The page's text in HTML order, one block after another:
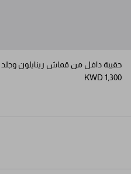
حقيبة دافل من قماش رينايلون وجلد
KWD 1,300